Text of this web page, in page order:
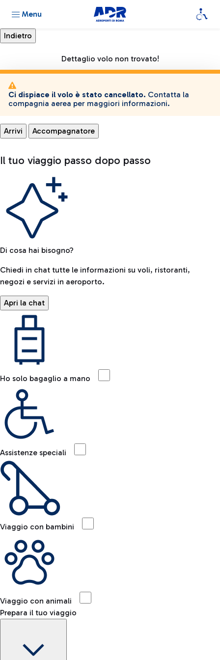
Menu
Dettaglio volo non trovato!
Ci dispiace il volo è stato cancellato. Contatta la
compagnia aerea per maggiori informazioni.
Arrivi Accompagnatore
Il tuo viaggio passo dopo passo
Di cosa hai bisogno?
Chiedi in chat tutte le informazioni su voli, ristoranti,
negozi e servizi in aeroporto.
Apri la chat
Ho solo bagaglio a mano
Assistenze speciali
Viaggio con bambini
Viaggio con animali
Prepara il tuo viaggio